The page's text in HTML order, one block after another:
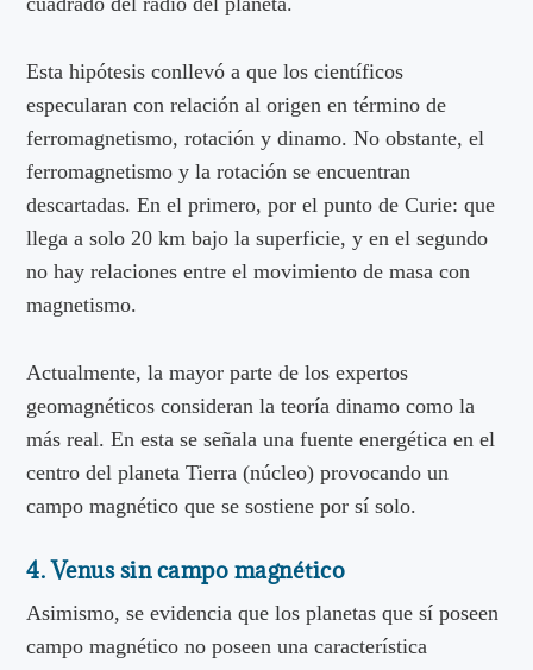
Esta hipótesis conllevó a que los científicos
especularan con relación al origen en término de
ferromagnetismo, rotación y dinamo. No obstante, el
ferromagnetismo y la rotación se encuentran
descartadas. En el primero, por el punto de Curie: que
llega a solo 20 km bajo la superficie, y en el segundo
no hay relaciones entre el movimiento de masa con
magnetismo.
Actualmente, la mayor parte de los expertos
geomagnéticos consideran la teoría dinamo como la
más real. En esta se señala una fuente energética en el
centro del planeta Tierra (núcleo) provocando un
campo magnético que se sostiene por sí solo.
4. Venus sin campo magnético
Asimismo, se evidencia que los planetas que sí poseen
campo magnético no poseen una característica